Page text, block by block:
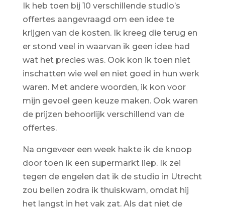
Ik heb toen bij 10 verschillende studio’s
offertes aangevraagd om een idee te
krijgen van de kosten. Ik kreeg die terug en
er stond veel in waarvan ik geen idee had
wat het precies was. Ook kon ik toen niet
inschatten wie wel en niet goed in hun werk
waren. Met andere woorden, ik kon voor
mijn gevoel geen keuze maken. Ook waren
de prijzen behoorlijk verschillend van de
offertes.
Na ongeveer een week hakte ik de knoop
door toen ik een supermarkt liep. Ik zei
tegen de engelen dat ik de studio in Utrecht
zou bellen zodra ik thuiskwam, omdat hij
het langst in het vak zat. Als dat niet de